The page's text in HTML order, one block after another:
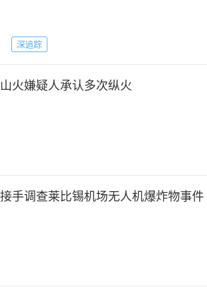
深追踪
火嫌疑人承认多次纵火
手调查莱比锡机场无人机爆炸物事件